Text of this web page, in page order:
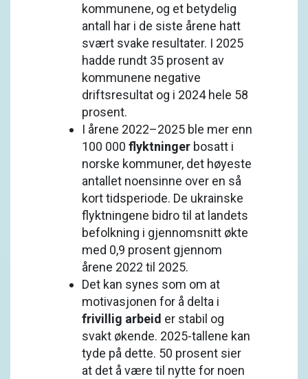
kommunene, og et betydelig
antall har i de siste årene hatt
svært svake resultater. I 2025
hadde rundt 35 prosent av
kommunene negative
driftsresultat og i 2024 hele 58
prosent.
I årene 2022–2025 ble mer enn
100 000 flyktninger bosatt i
norske kommuner, det høyeste
antallet noensinne over en så
kort tidsperiode. De ukrainske
flyktningene bidro til at landets
befolkning i gjennomsnitt økte
med 0,9 prosent gjennom
årene 2022 til 2025.
Det kan synes som om at
motivasjonen for å delta i
frivillig arbeid er stabil og
svakt økende. 2025-tallene kan
tyde på dette. 50 prosent sier
at det å være til nytte for noen